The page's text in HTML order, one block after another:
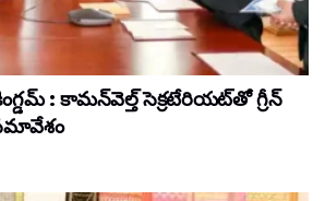
: కామన్‌వెల్త్ సెక్రటేరియట్‌తో గ్రీన్